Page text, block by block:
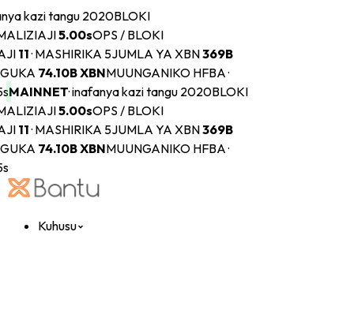
kazi tangu 2020BLOKI
5.00sOPS / BLOKI
11·MASHIRIKA 5JUMLA YA XBN369B
74.10BXBNMUUNGANIKO HFBA ·
MAINNET·inafanya kazi tangu 2020BLOKI
5.00sOPS / BLOKI
11·MASHIRIKA 5JUMLA YA XBN369B
74.10BXBNMUUNGANIKO HFBA ·
Kuhusu